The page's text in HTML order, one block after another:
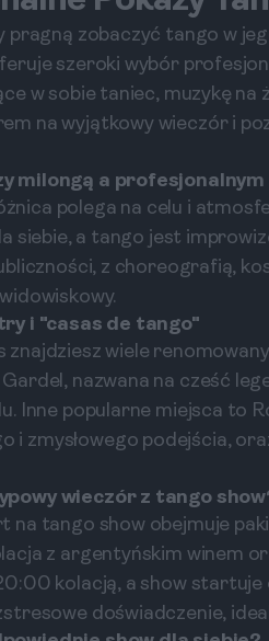
pragną zobaczyć tango w
szeroki wybór
w sobie taniec, muzykę
na wyjątkowy wieczór i
milongą a profesjonalnym
polega na celu i
siebie, a tango jest
z choreografią,
i "casas de tango"
znajdziesz wiele
nazwana na cześć
Inne popularne miejsca to
i zmysłowego podejścia,
wieczór z tango
na tango show obejmuje
z argentyńskim winem
kolacją, a show
doświadczenie,